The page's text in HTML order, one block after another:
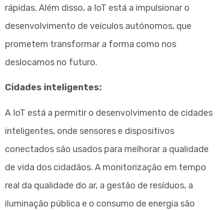
rápidas. Além disso, a IoT está a impulsionar o
desenvolvimento de veículos autónomos, que
prometem transformar a forma como nos
deslocamos no futuro.
Cidades inteligentes:
A IoT está a permitir o desenvolvimento de cidades
inteligentes, onde sensores e dispositivos
conectados são usados para melhorar a qualidade
de vida dos cidadãos. A monitorização em tempo
real da qualidade do ar, a gestão de resíduos, a
iluminação pública e o consumo de energia são